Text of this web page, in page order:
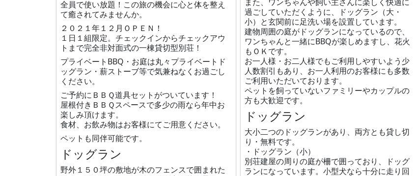
全員で使い放題！この旅の機会に心と体を整え
て癒されてみませんか。
２０２１年１２月ＯＰＥＮ！
１日１組限定。チェックインからチェックアウ
トまで完全非対面式の一棟貸切型別荘！
プライベートBBQ・お庭は丸々プライベートド
ッグラン・薪ストーブ等で気兼ねなくお過ごし
ください。
ご予約にＢＢＱ道具セットがついています！
屋根付きＢＢＱスペースで多少の雨なら年中お
楽しみ頂けます。
食材、お飲み物はお客様にてご用意ください。
ペットも同伴可能です。
ドッグラン
野外１５０坪の敷地が木のフェンスで囲まれた
過ごしていただくように、ドッグラン（大・
小）と玄関前に足洗い場を設置しています。
建物周囲の庭がドッグランになっているので、
ワンちゃんと一緒にBBQが楽しめますし、花火
もＯＫです。
お一人様・お二人様でもご利用しやすいよう少
人数割引もあり、お一人利用のお客様にも多数
ご利用いただいております。
ペットを飼っていないファミリーやカップルの
方も大歓迎です。
ドッグラン
大小二つのドッグランがあり、両方とも貸し切
り・無料です。
・ドッグラン（小）
別荘建屋の周りの庭が柵で囲っており、ドッグ
ランになっています。小型犬なら十分に走り回